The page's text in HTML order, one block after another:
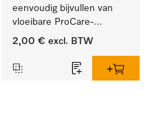
eenvoudig bijvullen van
vloeibare ProCare-
producten.
2,00 € excl. BTW